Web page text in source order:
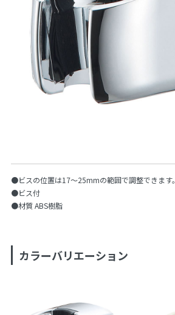
●ビスの位置は17〜25mmの範囲で調整できます。
●ビス付
●材質 ABS樹脂
カラーバリエーション